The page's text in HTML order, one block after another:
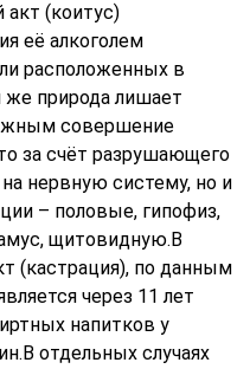
(коитус)
её алкоголем
расположенных в
же природа лишает
совершение
за счёт разрушающего
нервную систему, но и
– половые, гипофиз,
щитовидную.В
(кастрация), по данным
через 11 лет
напитков у
отдельных случаях